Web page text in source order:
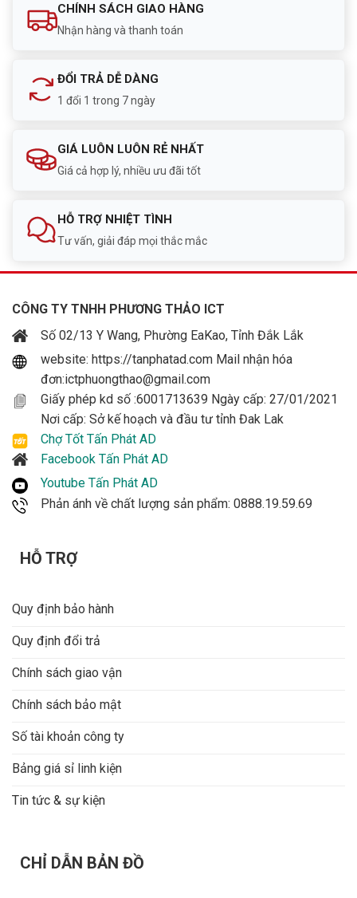
CHÍNH SÁCH GIAO HÀNG
Nhận hàng và thanh toán
ĐỔI TRẢ DỄ DÀNG
1 đổi 1 trong 7 ngày
GIÁ LUÔN LUÔN RẺ NHẤT
Giá cả hợp lý, nhiều ưu đãi tốt
HỖ TRỢ NHIỆT TÌNH
Tư vấn, giải đáp mọi thắc mắc
CÔNG TY TNHH PHƯƠNG THẢO ICT
Số 02/13 Y Wang, Phường EaKao, Tỉnh Đắk Lắk
website: https://tanphatad.com Mail nhận hóa
đơn:ictphuongthao@gmail.com
Giấy phép kd số :6001713639 Ngày cấp: 27/01/2021
Nơi cấp: Sở kế hoạch và đầu tư tỉnh Đak Lak
Chợ Tốt Tấn Phát AD
Facebook Tấn Phát AD
Youtube Tấn Phát AD
Phản ánh về chất lượng sản phẩm: 0888.19.59.69
HỖ TRỢ
Quy định bảo hành
Quy định đổi trả
Chính sách giao vận
Chính sách bảo mật
Số tài khoản công ty
Bảng giá sỉ linh kiện
Tin tức & sự kiện
CHỈ DẪN BẢN ĐỒ